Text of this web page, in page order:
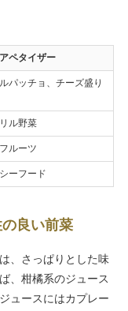
ペタイザー
パッチョ、チーズ盛り
ル野菜
ルーツ
ーフード
良い前菜
、さっぱりとした味
、柑橘系のジュース
ュースにはカプレー